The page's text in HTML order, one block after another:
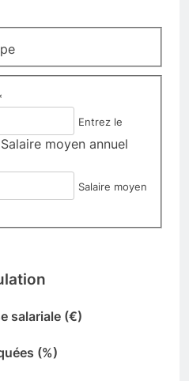
Entrez le
Salaire moyen annuel
Salaire moyen
salariale (€)
(%)